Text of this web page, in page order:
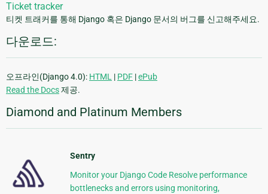
Ticket tracker
티켓 트래커를 통해 Django 혹은 Django 문서의 버그를 신고해주세요.
다운로드:
오프라인(Django 4.0): HTML | PDF |ePub
Read the Docs제공.
Diamond and Platinum Members
Sentry
Monitor your Django Code Resolve performance
bottlenecks and errors using monitoring,